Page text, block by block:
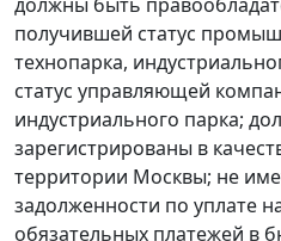
получившей статус
технопарка,
статус управляющей
индустриального парка;
зарегистрированы в
территории Москвы; не
задолженности по уплате
обязательных платежей в